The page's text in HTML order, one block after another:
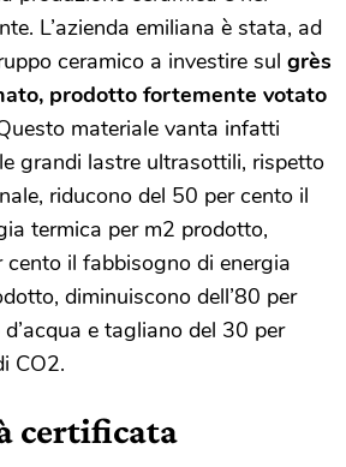
L’azienda emiliana è stata, ad
ceramico a investire sul grès
prodotto fortemente votato
materiale vanta infatti
grandi lastre ultrasottili, rispetto
riducono del 50 per cento il
termica per m2 prodotto,
il fabbisogno di energia
diminuiscono dell’80 per
e tagliano del 30 per
CO2.
certificata